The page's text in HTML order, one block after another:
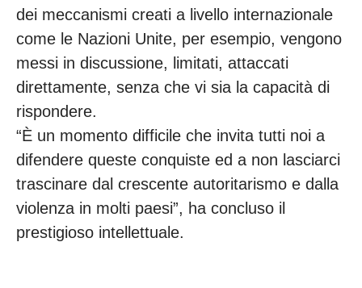
dei meccanismi creati a livello internazionale
come le Nazioni Unite, per esempio, vengono
messi in discussione, limitati, attaccati
direttamente, senza che vi sia la capacità di
rispondere.
“È un momento difficile che invita tutti noi a
difendere queste conquiste ed a non lasciarci
trascinare dal crescente autoritarismo e dalla
violenza in molti paesi”, ha concluso il
prestigioso intellettuale.